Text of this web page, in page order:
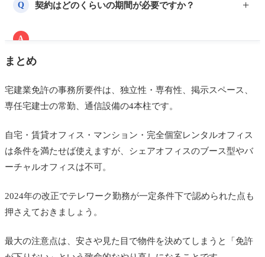
能性があります。宅建業の事務所部分が他の事業と明
Q 契約はどのくらいの期間が必要ですか？
A
の使用権限を契約書で証明できることが必要です。短
せん。
まとめ
宅建業免許の事務所要件は、独立性・専有性、掲示スペース、
専任宅建士の常勤、通信設備の4本柱です。
自宅・賃貸オフィス・マンション・完全個室レンタルオフィス
は条件を満たせば使えますが、シェアオフィスのブース型やバ
ーチャルオフィスは不可。
2024年の改正でテレワーク勤務が一定条件下で認められた点も
押さえておきましょう。
最大の注意点は、安さや見た目で物件を決めてしまうと「免許